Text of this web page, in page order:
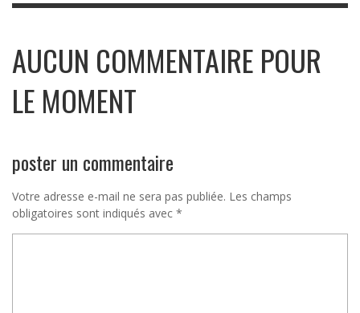
AUCUN COMMENTAIRE POUR
LE MOMENT
poster un commentaire
Votre adresse e-mail ne sera pas publiée. Les champs
obligatoires sont indiqués avec *